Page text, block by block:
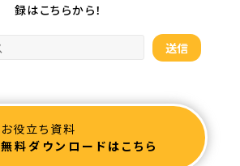
録はこちらから！
お役立ち資料
無料ダウンロードはこちら